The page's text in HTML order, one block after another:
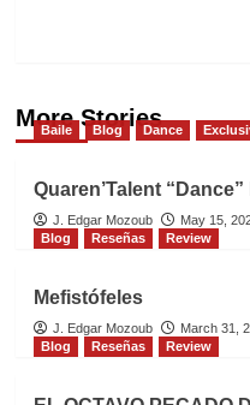
More Stories
Baile Blog Dance
Quaren’Talent
J. Edgar Mozoub May 15,
Blog
Reseñas Review
Mefistófeles
J. Edgar Mozoub March 31,
Blog
Reseñas Review